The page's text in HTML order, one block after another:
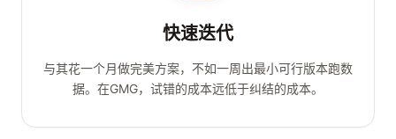
快速迭代
与其花一个月做完美方案，不如一周出最小可行版本跑数
据。在GMG，试错的成本远低于纠结的成本。